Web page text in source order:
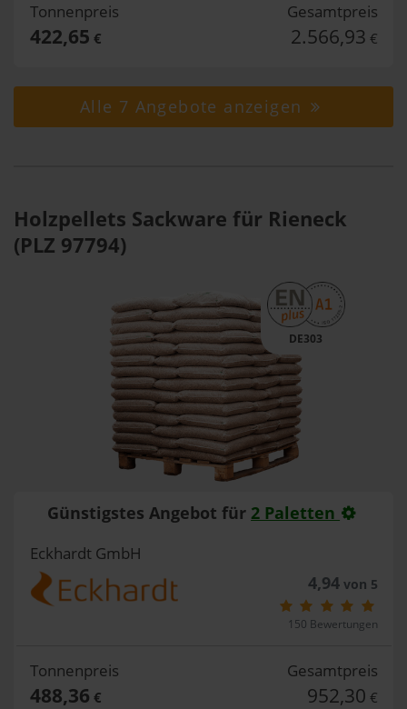
Tonnenpreis
422,65 €
Gesamtpreis
2.566,93 €
Alle 7 Angebote anzeigen
Holzpellets Sackware für Rieneck
(PLZ 97794)
DE303
Günstigstes Angebot für 2 Paletten
Eckhardt GmbH
4,94von 5
150 Bewertungen
Tonnenpreis
488,36 €
Gesamtpreis
952,30 €